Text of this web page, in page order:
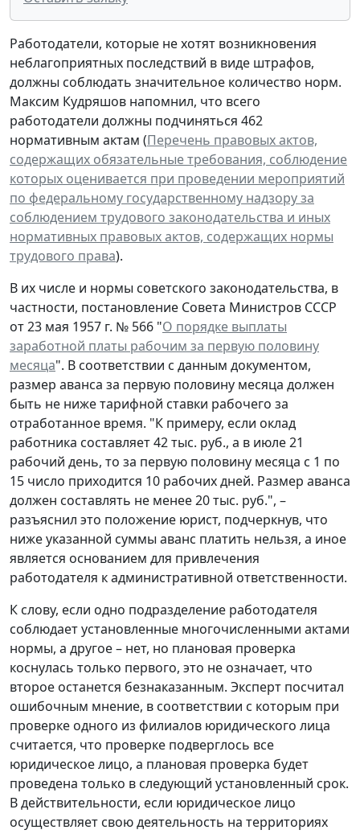
Работодатели, которые не хотят возникновения
неблагоприятных последствий в виде штрафов,
должны соблюдать значительное количество норм.
Максим Кудряшов напомнил, что всего
работодатели должны подчиняться 462
нормативным актам (Перечень правовых актов,
содержащих обязательные требования, соблюдение
которых оценивается при проведении мероприятий
по федеральному государственному надзору за
соблюдением трудового законодательства и иных
нормативных правовых актов, содержащих нормы
трудового права).
В их числе и нормы советского законодательства, в
частности, постановление Совета Министров СССР
от 23 мая 1957 г. № 566 "О порядке выплаты
заработной платы рабочим за первую половину
месяца". В соответствии с данным документом,
размер аванса за первую половину месяца должен
быть не ниже тарифной ставки рабочего за
отработанное время. "К примеру, если оклад
работника составляет 42 тыс. руб., а в июле 21
рабочий день, то за первую половину месяца с 1 по
15 число приходится 10 рабочих дней. Размер аванса
должен составлять не менее 20 тыс. руб.", –
разъяснил это положение юрист, подчеркнув, что
ниже указанной суммы аванс платить нельзя, а иное
является основанием для привлечения
работодателя к административной ответственности.
К слову, если одно подразделение работодателя
соблюдает установленные многочисленными актами
нормы, а другое – нет, но плановая проверка
коснулась только первого, это не означает, что
второе останется безнаказанным. Эксперт посчитал
ошибочным мнение, в соответствии с которым при
проверке одного из филиалов юридического лица
считается, что проверке подверглось все
юридическое лицо, а плановая проверка будет
проведена только в следующий установленный срок.
В действительности, если юридическое лицо
осуществляет свою деятельность на территориях